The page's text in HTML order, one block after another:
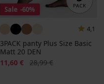
Sale -60%
4,1
3PACK panty Plus Size Basic
Matt 20 DEN
Korting
11,60 € Oorspronkelijke prijs
28,99 €